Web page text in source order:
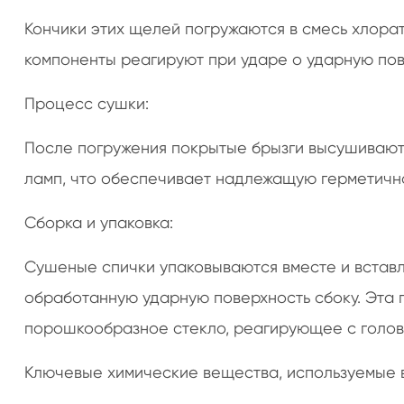
Кончики этих щелей погружаются в смесь
компоненты реагируют при ударе о ударную
Процесс сушки:
После погружения покрытые брызги
ламп, что обеспечивает надлежащую
Сборка и упаковка:
Сушеные спички упаковываются вместе и
обработанную ударную поверхность сбоку.
порошкообразное стекло, реагирующее с
Ключевые химические вещества, используемые